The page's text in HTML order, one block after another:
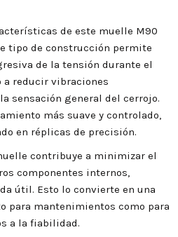
de este muelle M90
tipo de construcción permite
de la tensión durante el
a reducir vibraciones
sensación general del cerrojo.
más suave y controlado,
en réplicas de precisión.
contribuye a minimizar el
componentes internos,
útil. Esto lo convierte en una
para mantenimientos como para
a la fiabilidad.